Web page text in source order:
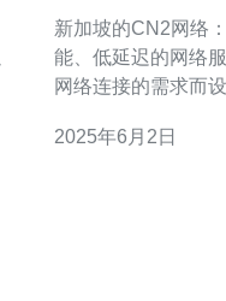
新加坡的CN2网络：一站式解
能、低延迟的网络
网络连接的需求而
2025年6月2日